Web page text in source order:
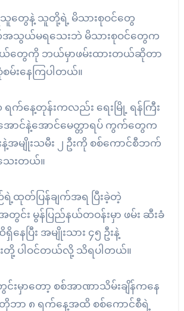
သူတွေနဲ့ သူတို့ရဲ့ မိသားစုဝင်တွေ
ယ်မရသေးဘဲ မိသားစုဝင်တွေက
တွေကို ဘယ်မှာဖမ်းထားတယ်ဆိုတာ
းနေကြပါတယ်။
က်နေ့တုန်းကလည်း ရေးမြို့ ရန်ကြီး
အောင်နဲ့အောင်မေတ္တာရပ် ကွက်တွေက
နဲ့အမျိုးသမီး ၂ ဦးကို စစ်ကောင်စီဘက်
ေးတယ်။
ရဲ့ထုတ်ပြန်ချက်အရ ပြီးခဲ့တဲ့
း မွန်ပြည်နယ်တဝန်းမှာ ဖမ်း ဆီးခံ
ေပြီး အမျိုးသား ၄၅ ဦးနဲ့
းတို့ ပါဝင်တယ်လို့ သိရပါတယ်။
းမှာတော့ စစ်အာဏာသိမ်းချိန်ကနေ
တိုဘာ ၈ ရက်နေ့အထိ စစ်ကောင်စီရဲ့